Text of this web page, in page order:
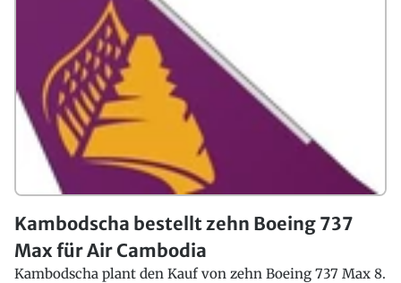
Kambodscha bestellt zehn Boeing 737
Max für Air Cambodia
Kambodscha plant den Kauf von zehn Boeing 737 Max 8.